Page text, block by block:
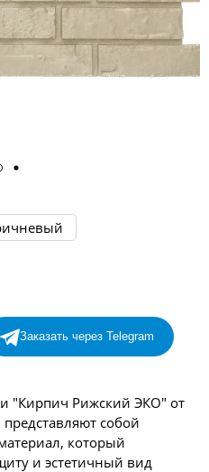
Заказать через Telegram
"Кирпич Рижский ЭКО" от
собой
который
и эстетичный вид